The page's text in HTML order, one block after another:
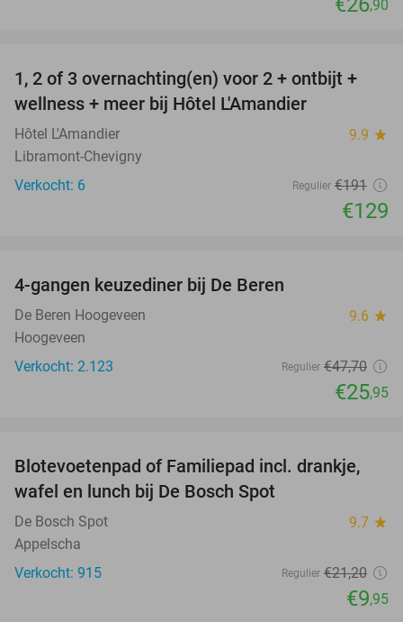
,90
32%
TODAY
1, 2 of 3 overnachting(en) voor 2 + ontbijt +
wellness + meer bij Hôtel L'Amandier
Hôtel L'Amandier 9.9 star
Libramont-Chevigny
Verkocht: 6
Regulier €191
€129
4-gangen keuzediner bij De Beren
De Beren Hoogeveen 9.6 star
Hoogeveen
Verkocht: 2.123
Regulier €47,70
€25,95
53%
Blotevoetenpad of Familiepad incl. drankje,
wafel en lunch bij De Bosch Spot
De Bosch Spot 9.7 star
Appelscha
Verkocht: 915
Regulier €21,20
€9,95